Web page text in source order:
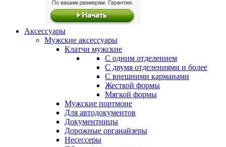
Аксессуары
Мужские аксессуары
Клатчи мужские
С одним отделением
С двумя отделениями и более
С внешними карманами
Жесткой формы
Мягкой формы
Мужские портмоне
Для автодокументов
Документницы
Дорожные органайзеры
Несессеры